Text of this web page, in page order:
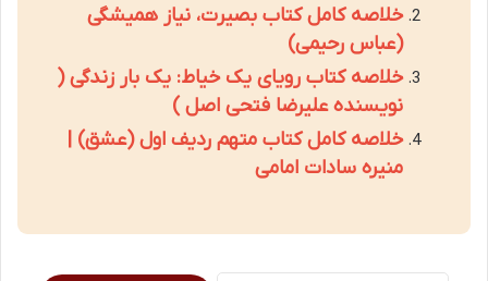
خلاصه کامل کتاب بصیرت، نیاز همیشگی
(عباس رحیمی)
خلاصه کتاب رویای یک خیاط: یک بار زندگی (
نویسنده علیرضا فتحی اصل )
خلاصه کامل کتاب متهم ردیف اول (عشق) |
منیره سادات امامی